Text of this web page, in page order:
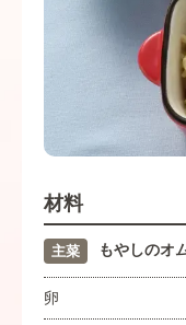
材料
主菜 もやしのオ
卵